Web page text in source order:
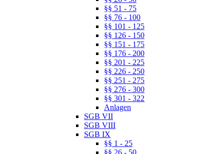
§§ 51 - 75
§§ 76 - 100
§§ 101 - 125
§§ 126 - 150
§§ 151 - 175
§§ 176 - 200
§§ 201 - 225
§§ 226 - 250
§§ 251 - 275
§§ 276 - 300
§§ 301 - 322
Anlagen
SGB VII
SGB VIII
SGB IX
§§ 1 - 25
§§ 26 - 50